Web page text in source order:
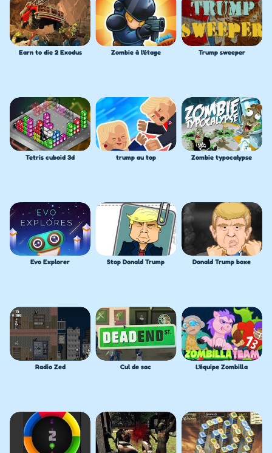
Earn to die 2 Exodus Zombie à l'étage Trump sweeper
Tetris cuboid 3d trump au top Zombie typocalypse
Evo Explorer Stop Donald Trump Donald Trump boxe
Radio Zed Cul de sac L'équipe Zombilla